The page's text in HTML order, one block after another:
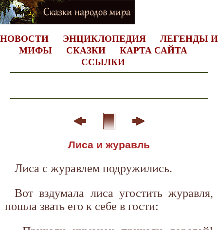
НОВОСТИ ЭНЦИКЛОПЕДИЯ
ЛЕГЕНДЫ И
МИФЫ
СКАЗКИ
КАРТА САЙТА
ССЫЛКИ
Лиса и журавль
Лиса с журавлем подружились.
Вот вздумала лиса угостить журавля,
пошла звать его к себе в гости: